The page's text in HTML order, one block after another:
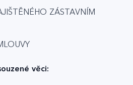
ZÁSTAVNÍM
věci: